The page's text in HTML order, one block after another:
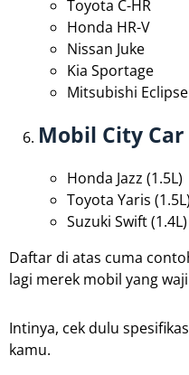
Toyota C-HR
Honda HR-V
Nissan Juke
Kia Sportage
Mitsubishi
Mobil City Car
Honda Jazz (1.5L)
Toyota Yaris (1.5L)
Suzuki Swift (1.4L)
Daftar di atas cuma
lagi merek mobil yang
Intinya, cek dulu
kamu.